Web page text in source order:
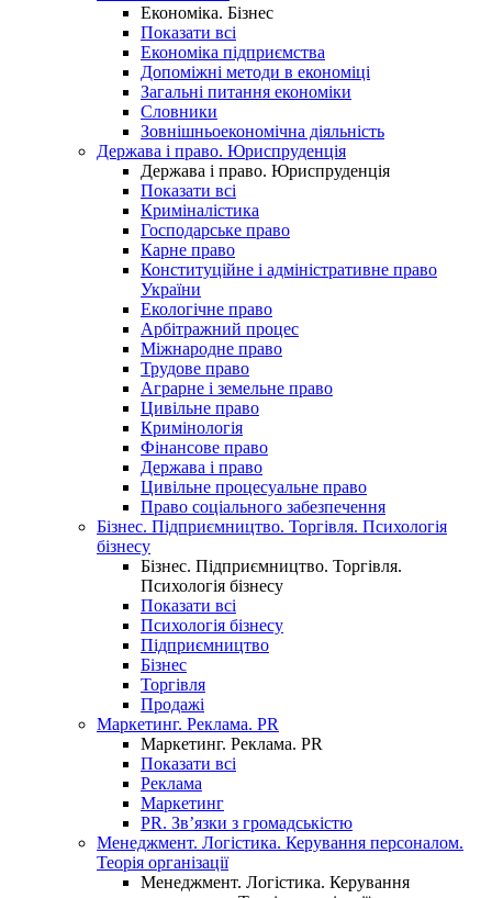
Економіка. Бізнес
Показати всі
Економіка підприємства
Допоміжні методи в економіці
Загальні питання економіки
Словники
Зовнішньоекономічна діяльність
Держава і право. Юриспруденція
Держава і право. Юриспруденція
Показати всі
Криміналістика
Господарське право
Карне право
Конституційне і адміністративне право
України
Екологічне право
Арбітражний процес
Міжнародне право
Трудове право
Аграрне і земельне право
Цивільне право
Кримінологія
Фінансове право
Держава і право
Цивільне процесуальне право
Право соціального забезпечення
Бізнес. Підприємництво. Торгівля. Психологія
бізнесу
Бізнес. Підприємництво. Торгівля.
Психологія бізнесу
Показати всі
Психологія бізнесу
Підприємництво
Бізнес
Торгівля
Продажі
Маркетинг. Реклама. PR
Маркетинг. Реклама. PR
Показати всі
Реклама
Маркетинг
PR. Зв’язки з громадськістю
Менеджмент. Логістика. Керування персоналом.
Теорія організації
Менеджмент. Логістика. Керування